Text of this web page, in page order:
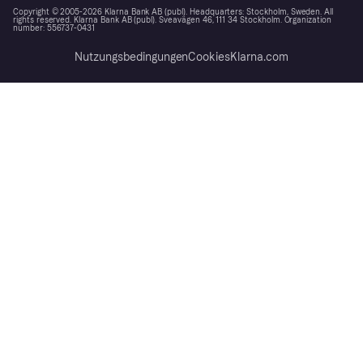
Copyright © 2005-2026 Klarna Bank AB (publ). Headquarters: Stockholm, Sweden. All
rights reserved. Klarna Bank AB (publ). Sveavägen 46, 111 34 Stockholm. Organization
number: 556737-0431
NutzungsbedingungenCookiesKlarna.com